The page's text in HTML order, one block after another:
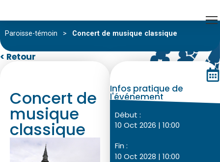
Paroisse-témoin > Concert de musique classique
< Retour
Concert de
musique
classique
Infos pratique de
l'événement
Début :
10 Oct 2026 | 10:00
Fin :
10 Oct 2028 | 10:00